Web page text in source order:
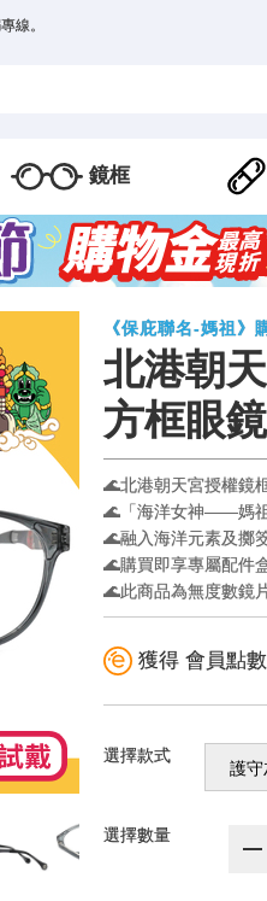
線。
鏡框
《保庇聯名-媽祖》
北港朝
方框眼
🌊北港朝天宮授權鏡
🌊「海洋女神——媽
🌊融入海洋元素及擲
🌊購買即享專屬配件
🌊此商品為無度數鏡
獲得 會員點數
選擇款式
選擇數量